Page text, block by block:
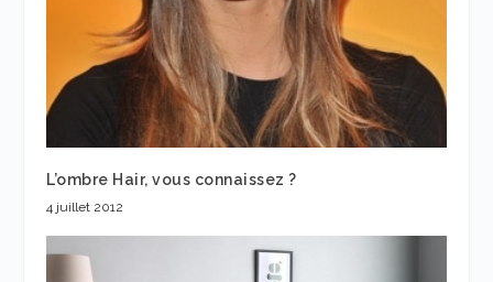
L’ombre Hair, vous connaissez ?
4 juillet 2012